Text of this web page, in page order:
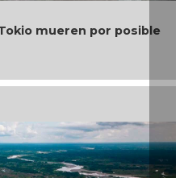
mdp y refuerza estrategia
en Quintana Roo: